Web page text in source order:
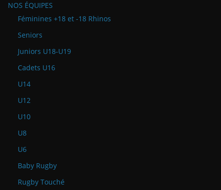
NOS ÉQUIPES
Féminines +18 et -18 Rhinos
Seniors
Juniors U18-U19
Cadets U16
U14
U12
U10
U8
U6
Baby Rugby
Rugby Touché